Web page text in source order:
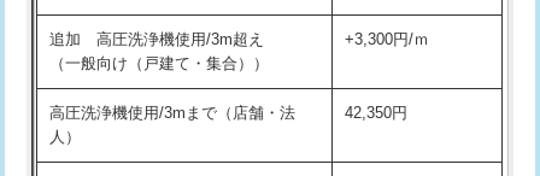
マス交換（深さ50㎝以上） 66,000円
コンクリート斫り（厚さ10㎝まで） 27,500円
コンクリート斫り（厚さ10㎝超え）
持込商品取付（混合水栓） 16,500円
給水管工事※（ホール加工)
追加 高圧洗浄機使用/3m超え
（一般向け（戸建て・集合））
+3,300円/ｍ
高圧洗浄機使用/3mまで（店舗・法
人）
42,350円